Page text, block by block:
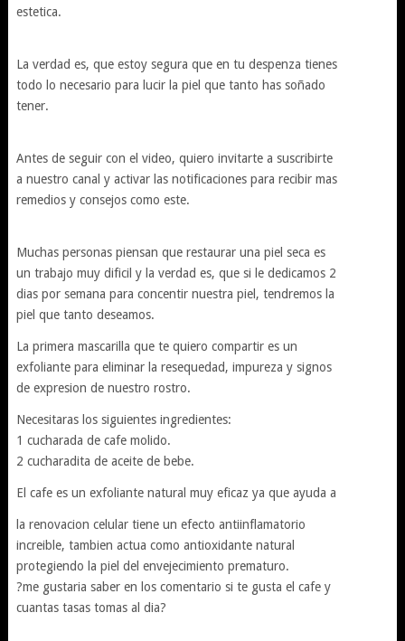
estetica.
La verdad es, que estoy segura que en tu despenza tienes
todo lo necesario para lucir la piel que tanto has soñado
tener.
Antes de seguir con el video, quiero invitarte a suscribirte
a nuestro canal y activar las notificaciones para recibir mas
remedios y consejos como este.
Muchas personas piensan que restaurar una piel seca es
un trabajo muy dificil y la verdad es, que si le dedicamos 2
dias por semana para concentir nuestra piel, tendremos la
piel que tanto deseamos.
La primera mascarilla que te quiero compartir es un
exfoliante para eliminar la resequedad, impureza y signos
de expresion de nuestro rostro.
Necesitaras los siguientes ingredientes:
1 cucharada de cafe molido.
2 cucharadita de aceite de bebe.
El cafe es un exfoliante natural muy eficaz ya que ayuda a
la renovacion celular tiene un efecto antiinflamatorio
increible, tambien actua como antioxidante natural
protegiendo la piel del envejecimiento prematuro.
?me gustaria saber en los comentario si te gusta el cafe y
cuantas tasas tomas al dia?